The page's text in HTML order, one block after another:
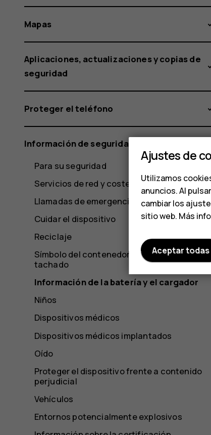
Mapas
Aplicaciones, actualizaciones y copias de
seguridad
Proteger el teléfono
Información de seguridad y del producto
Para su seguridad
Servicios de red y costes
Llamadas de emergencia
Cuidar el dispositivo
Reciclaje
Símbolo del contenedor con ruedas
tachado
Información de la batería y el cargador
Niños
Dispositivos médicos
Dispositivos médicos implantados
Oído
Proteger el dispositivo frente a contenido
perjudicial
Vehículos
Entornos potencialmente explosivos
Ajustes de
Utilizamos
anuncios. Al
cambiar los
sitio web. Más
Aceptar todas